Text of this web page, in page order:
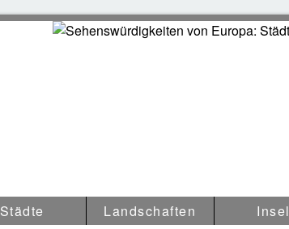
Sehenswürdigkeiten
Städte Landschaften